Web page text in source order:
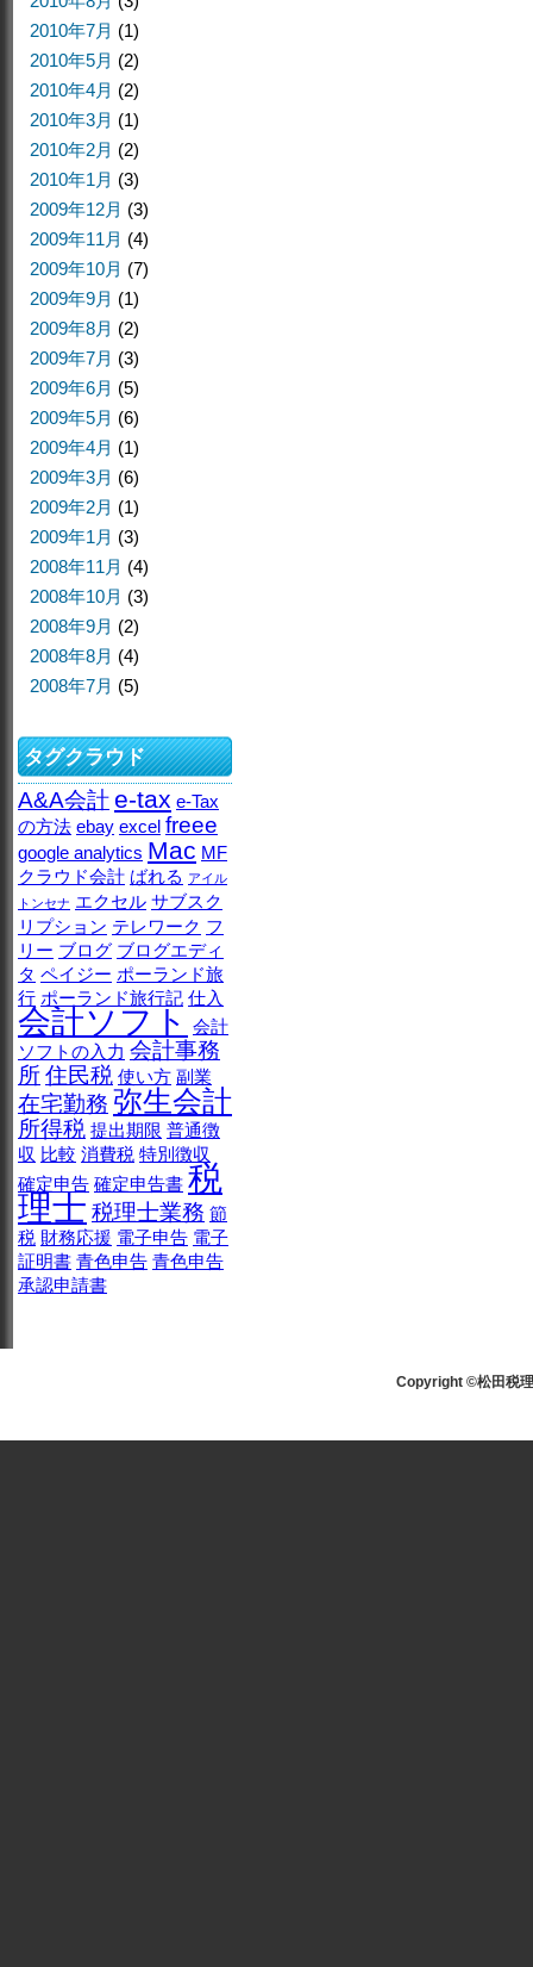
2010年7月 (1)
2010年5月 (2)
2010年4月 (2)
2010年3月 (1)
2010年2月 (2)
2010年1月 (3)
2009年12月 (3)
2009年11月 (4)
2009年10月 (7)
2009年9月 (1)
2009年8月 (2)
2009年7月 (3)
2009年6月 (5)
2009年5月 (6)
2009年4月 (1)
2009年3月 (6)
2009年2月 (1)
2009年1月 (3)
2008年11月 (4)
2008年10月 (3)
2008年9月 (2)
2008年8月 (4)
2008年7月 (5)
タグクラウド
A&A会計e-tax e-Tax
の方法 ebay excel freee
google analytics Mac MF
クラウド会計 ばれる アイル
トンセナ エクセル サブスク
リプション テレワーク フ
リー ブログ ブログエディ
タ ペイジー ポーランド旅
行 ポーランド旅行記 仕入
会計ソフト
会計
ソフトの入力 会計事務
所住民税 使い方 副業
在宅勤務 弥生会計
所得税 提出期限 普通徴
収 比較 消費税 特別徴収
確定申告 確定申告書 税
理士 税理士業務 節
税 財務応援 電子申告 電子
証明書 青色申告 青色申告
承認申請書
Copyright ©松田税